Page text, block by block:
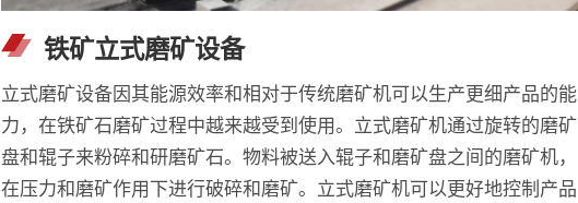
铁矿立式磨矿设备
立式磨矿设备因其能源效率和相对于传统磨矿机可以生产更细产品的能
力，在铁矿石磨矿过程中越来越受到使用。立式磨矿机通过旋转的磨矿
盘和辊子来粉碎和研磨矿石。物料被送入辊子和磨矿盘之间的磨矿机，
在压力和磨矿作用下进行破碎和磨矿。立式磨矿机可以更好地控制产品